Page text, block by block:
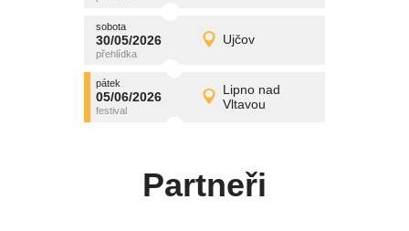
sobota
30/05/2026 Ujčov
sobota
30/05/2026 Detail
promítání
pátek
05/06/2026
Lipno nad
Vltavou
pátek
05/06/2026 Detail
promítání
Partneři